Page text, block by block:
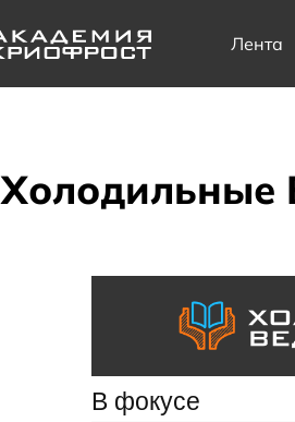
Лента
Холодильные